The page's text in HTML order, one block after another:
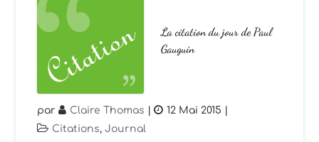
La citation du jour de Paul
Gauguin
par Claire Thomas | 12 Mai 2015 |
Citations,Journal